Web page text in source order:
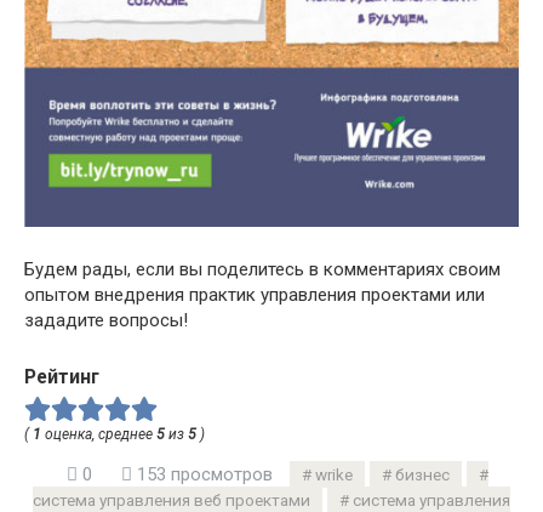
Будем рады, если вы поделитесь в комментариях своим
опытом внедрения практик управления проектами или
зададите вопросы!
Рейтинг
( 1 оценка, среднее 5 из 5 )
0 153 просмотров wrike
бизнес
система управления веб проектами
система управления